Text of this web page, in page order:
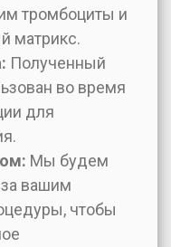
тромбоциты и
матрикс.
Полученный
во время
для
Мы будем
вашим
чтобы